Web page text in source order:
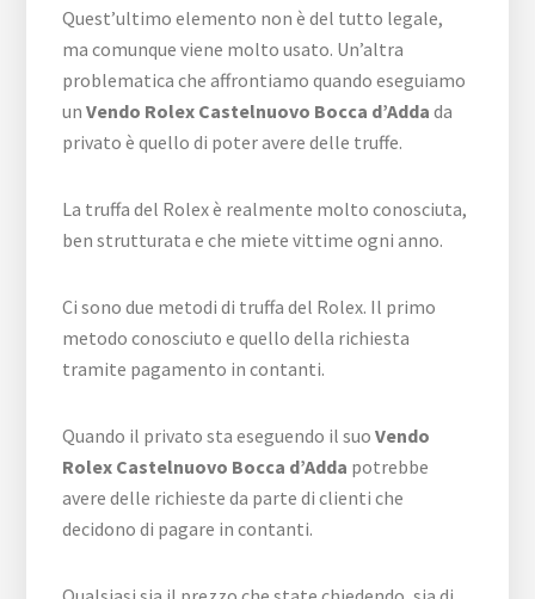
Quest’ultimo elemento non è del tutto legale,
ma comunque viene molto usato. Un’altra
problematica che affrontiamo quando eseguiamo
unVendo Rolex Castelnuovo Bocca d’Adda da
privato è quello di poter avere delle truffe.
La truffa del Rolex è realmente molto conosciuta,
ben strutturata e che miete vittime ogni anno.
Ci sono due metodi di truffa del Rolex. Il primo
metodo conosciuto e quello della richiesta
tramite pagamento in contanti.
Quando il privato sta eseguendo il suoVendo
Rolex Castelnuovo Bocca d’Adda potrebbe
avere delle richieste da parte di clienti che
decidono di pagare in contanti.